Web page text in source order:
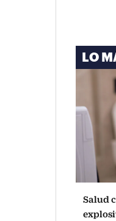
LO
Salud